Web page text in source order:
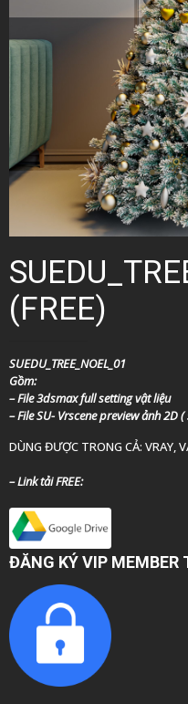
(FREE)
SUEDU_TREE_NOEL_01
Gồm:
– File 3dsmax full setting vật liệu
– File SU- Vrscene preview ảnh 2D (
DÙNG ĐƯỢC TRONG CẢ: VRAY,
– Link tải FREE:
ĐĂNG KÝ VIP MEMBER